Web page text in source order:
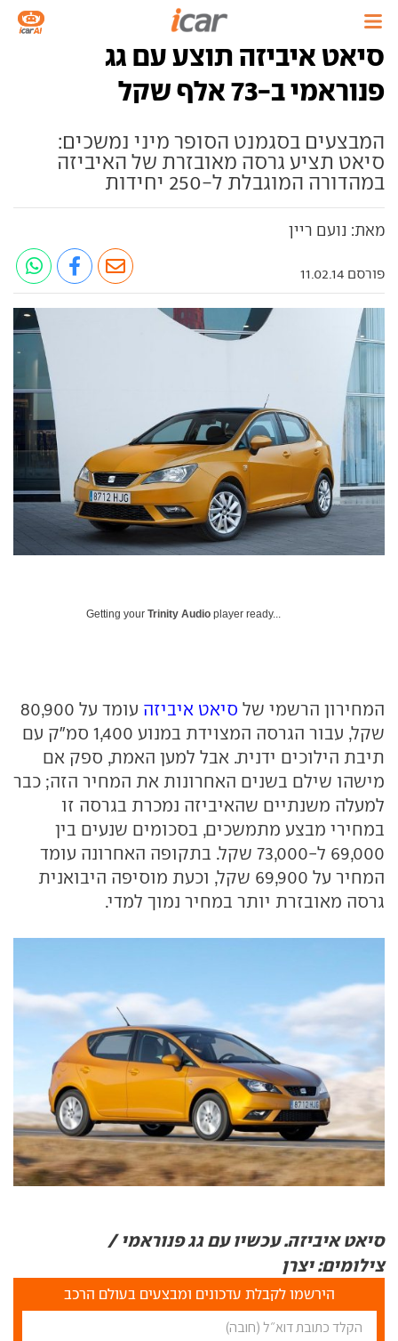
סיאט איביזה תוצע עם גג
פנוראמי ב-73 אלף שקל
המבצעים בסגמנט הסופר מיני נמשכים:
סיאט תציע גרסה מאובזרת של האיביזה
במהדורה המוגבלת ל-250 יחידות
מאת: נועם ריין
פורסם 11.02.14
Getting your Trinity Audio player ready...
המחירון הרשמי של סיאט איביזה
עומד על 80,900
שקל, עבור הגרסה המצוידת במנוע 1,400 סמ"ק עם
תיבת הילוכים ידנית. אבל למען האמת, ספק אם
מישהו שילם בשנים האחרונות את המחיר הזה; כבר
למעלה משנתיים שהאיביזה נמכרת בגרסה זו
במחירי מבצע מתמשכים, בסכומים שנעים בין
69,000 ל-73,000 שקל. בתקופה האחרונה עומד
המחיר על 69,900 שקל, וכעת מוסיפה היבואנית
גרסה מאובזרת יותר במחיר נמוך למדי.
סיאט איביזה. עכשיו עם גג פנוראמי /
צילומים: יצרן
הירשמו לקבלת עדכונים ומבצעים בעולם הרכב